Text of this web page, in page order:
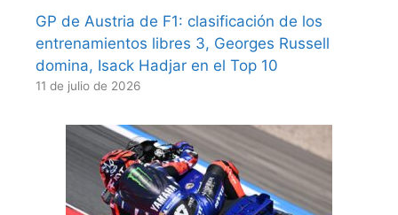
GP de Austria de F1: clasificación de los
entrenamientos libres 3, Georges Russell
domina, Isack Hadjar en el Top 10
11 de julio de 2026